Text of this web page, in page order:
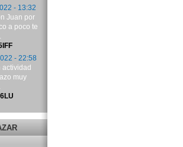
- 13:32
Juan por
a poco te
- 22:58
actividad
muy